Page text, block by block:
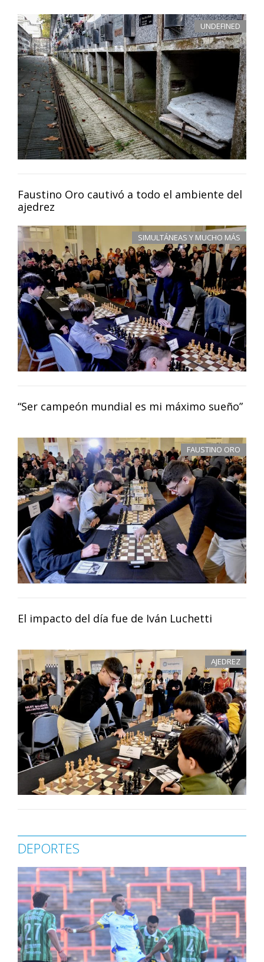
UNDEFINED
Faustino Oro cautivó a todo el ambiente del
ajedrez
SIMULTÁNEAS Y MUCHO MÁS
“Ser campeón mundial es mi máximo sueño”
FAUSTINO ORO
El impacto del día fue de Iván Luchetti
AJEDREZ
DEPORTES